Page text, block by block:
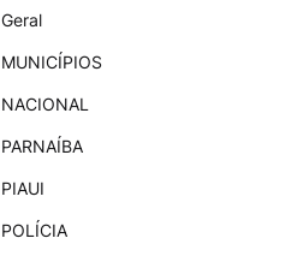
Geral
MUNICÍPIOS
NACIONAL
PARNAÍBA
PIAUI
POLÍCIA